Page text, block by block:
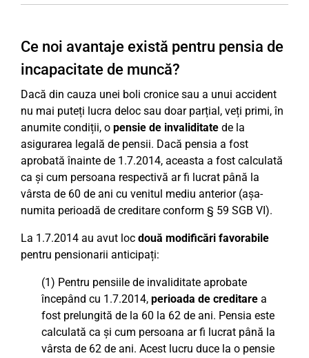
Ce noi avantaje există pentru pensia de
incapacitate de muncă?
Dacă din cauza unei boli cronice sau a unui accident
nu mai puteți lucra deloc sau doar parțial, veți primi, în
anumite condiții, o pensie de invaliditate de la
asigurarea legală de pensii. Dacă pensia a fost
aprobată înainte de 1.7.2014, aceasta a fost calculată
ca și cum persoana respectivă ar fi lucrat până la
vârsta de 60 de ani cu venitul mediu anterior (așa-
numita perioadă de creditare conform § 59 SGB VI).
La 1.7.2014 au avut loc două modificări favorabile
pentru pensionarii anticipați:
(1) Pentru pensiile de invaliditate aprobate
începând cu 1.7.2014, perioada de creditare a
fost prelungită de la 60 la 62 de ani. Pensia este
calculată ca și cum persoana ar fi lucrat până la
vârsta de 62 de ani. Acest lucru duce la o pensie